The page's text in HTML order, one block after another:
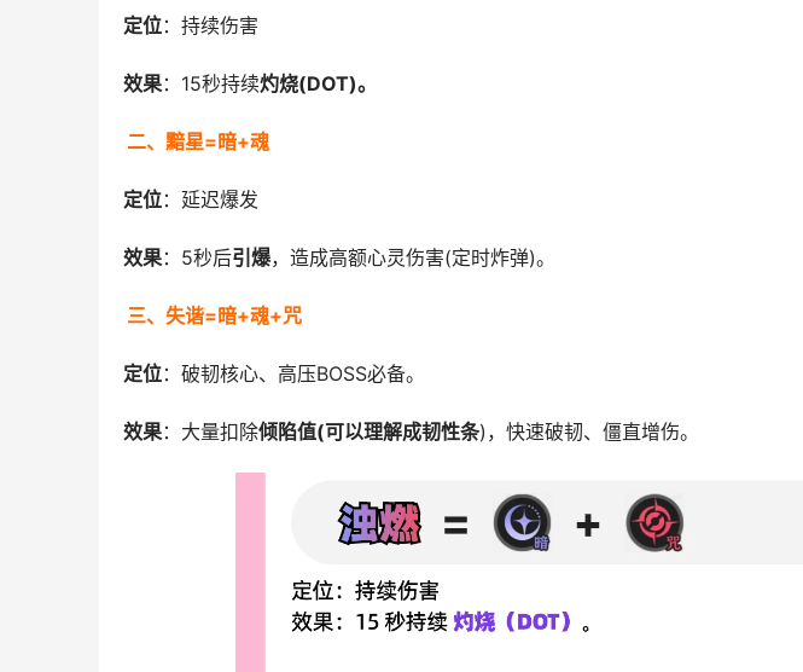
定位：持续伤害
效果：15秒持续灼烧(DOT)。
二、黯星=暗+魂
定位：延迟爆发
效果：5秒后引爆，造成高额心灵伤害(定时炸弹)。
三、失谐=暗+魂+咒
定位：破韧核心、高压BOSS必备。
效果：大量扣除倾陷值(可以理解成韧性条)，快速破韧、僵直增伤。